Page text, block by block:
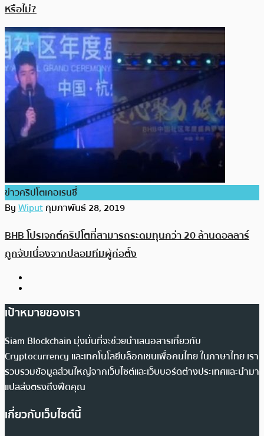
หรือไม่?
ข่าวคริปโตเคอเรนซี่
ByWiputกุมภาพันธ์ 28, 2019
BHB โปรเจกต์คริปโตที่สามารถระดมทุนกว่า 20 ล้านดอลลาร์
ถูกจับเนื่องจากปลอมทีมผู้ก่อตั้ง
เป้าหมายของเรา
Siam Blockchain มุ่งมั่นที่จะช่วยนำเสนอสารเกี่ยวกับ
Cryptocurrency และเทคโนโลยีบล็อกเชนเพื่อคนไทย ในภาษาไทย เรา
รวบรวมข้อมูลส่วนใหญ่จากเว็บไซต์และเว็บบอร์ดต่างประเทศและนำมา
แปลส่งตรงถึงฟีดคุณ
เกี่ยวกับเว็บไซต์นี้